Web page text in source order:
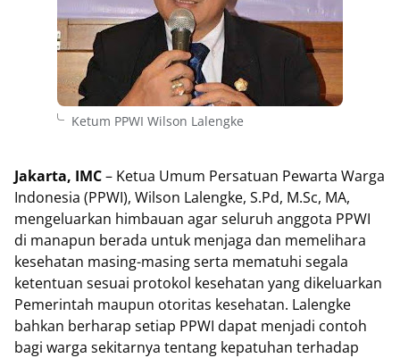
Ketum PPWI Wilson Lalengke
Jakarta, IMC– Ketua Umum Persatuan Pewarta Warga
Indonesia (PPWI), Wilson Lalengke, S.Pd, M.Sc, MA,
mengeluarkan himbauan agar seluruh anggota PPWI
di manapun berada untuk menjaga dan memelihara
kesehatan masing-masing serta mematuhi segala
ketentuan sesuai protokol kesehatan yang dikeluarkan
Pemerintah maupun otoritas kesehatan. Lalengke
bahkan berharap setiap PPWI dapat menjadi contoh
bagi warga sekitarnya tentang kepatuhan terhadap